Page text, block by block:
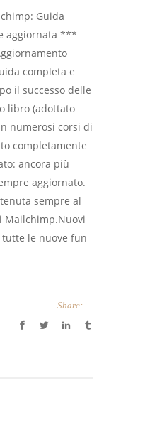
Guida
aggiornata ***
completa e
il successo delle
libro (adottato
numerosi corsi di
completamente
ancora più
aggiornato.
sempre al
Mailchimp.Nuovi
tutte le nuove fun
Share: